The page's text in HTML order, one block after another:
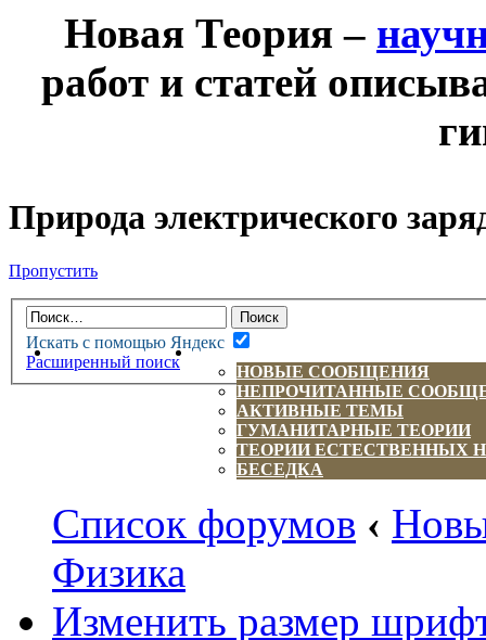
Новая Теория –
работ и статей
Природа электрического
Пропустить
Искать с помощью Яндекс
Расширенный поиск
НОВАЯ ТЕОРИЯФОРУМ
НОВЫЕ СООБЩЕНИЯ
НЕПРОЧИТАННЫЕ
АКТИВНЫЕ ТЕМЫ
ГУМАНИТАРНЫЕ ТЕОРИИ
ТЕОРИИ ЕСТЕСТВЕННЫХ
БЕСЕДКА
Список форумов ‹
Физика
Изменить размер